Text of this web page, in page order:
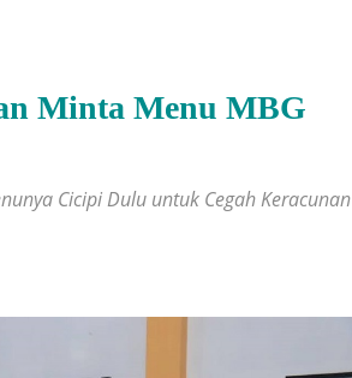
Minta Menu MBG
Cicipi Dulu untuk Cegah Keracunan